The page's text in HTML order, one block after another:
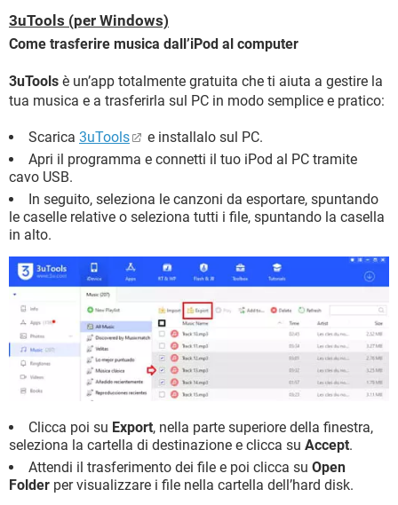
3uTools (per Windows)
Come trasferire musica dall’iPod al computer
3uTools è un’app totalmente gratuita che ti aiuta a gestire la
tua musica e a trasferirla sul PC in modo semplice e pratico:
Scarica 3uTools
e installalo sul PC.
Apri il programma e connetti il tuo iPod al PC tramite
cavo USB.
In seguito, seleziona le canzoni da esportare, spuntando
le caselle relative o seleziona tutti i file, spuntando la casella
in alto.
Clicca poi su Export, nella parte superiore della finestra,
seleziona la cartella di destinazione e clicca su Accept.
Attendi il trasferimento dei file e poi clicca su Open
Folder per visualizzare i file nella cartella dell’hard disk.